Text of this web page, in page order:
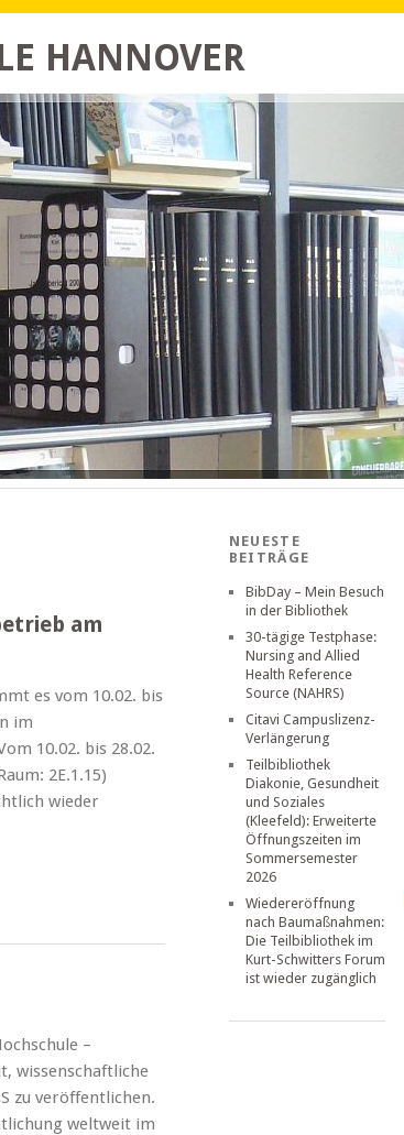
HANNOVER
am
es vom 10.02. bis
im
10.02. bis 28.02.
2E.1.15)
wieder
–
wissenschaftliche
zu veröffentlichen.
weltweit im
NEUESTE
BEITRÄGE
BibDay – Mein Besuch
in der Bibliothek
30-tägige Testphase:
Nursing and Allied
Health Reference
Source (NAHRS)
Citavi Campuslizenz-
Verlängerung
Teilbibliothek
Diakonie, Gesundheit
und Soziales
(Kleefeld): Erweiterte
Öffnungszeiten im
Sommersemester
2026
Wiedereröffnung
nach Baumaßnahmen:
Die Teilbibliothek im
Kurt-Schwitters Forum
ist wieder zugänglich